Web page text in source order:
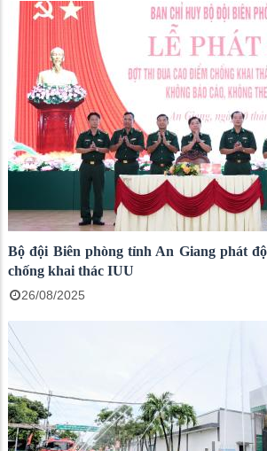
Bộ đội Biên phòng tỉnh An Giang phát
chống khai thác IUU
26/08/2025